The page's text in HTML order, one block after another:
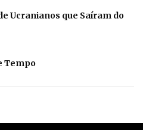
Ucranianos que Saíram do
Tempo